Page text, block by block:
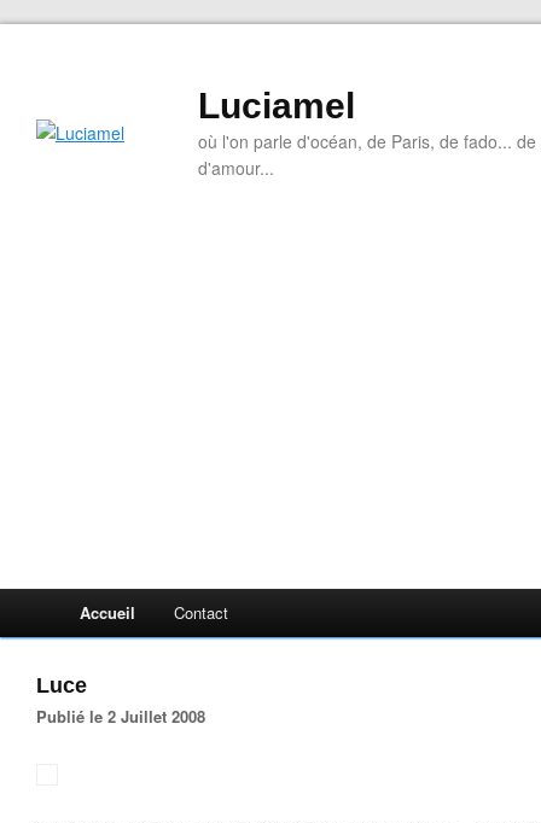
Luciamel
où l'on parle d'océan, de Paris, de fado...
d'amour...
Accueil Contact
Luce
Publié le 2 Juillet 2008